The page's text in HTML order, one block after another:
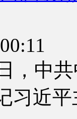
，中
习近